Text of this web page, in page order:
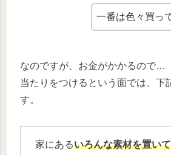
一番は色々買っ
なのですが、お金がかかるので…
当たりをつけるという面では、下
す。
家にあるいろんな素材を置い